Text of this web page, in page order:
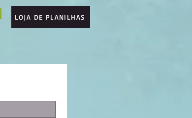
LOJA DE PLANILHAS